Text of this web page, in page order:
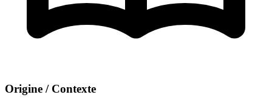
Origine / Contexte